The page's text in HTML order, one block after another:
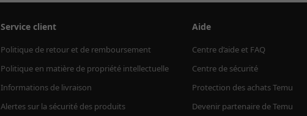
Service client
Politique de retour et de remboursement
Politique en matière de propriété intellectuelle
Informations de livraison
Alertes sur la sécurité des produits
Aide
Centre d’aide et FAQ
Centre de sécurité
Protection des achats Temu
Devenir partenaire de Temu